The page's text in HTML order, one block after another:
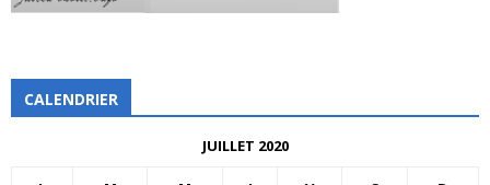
CALENDRIER
JUILLET 2020